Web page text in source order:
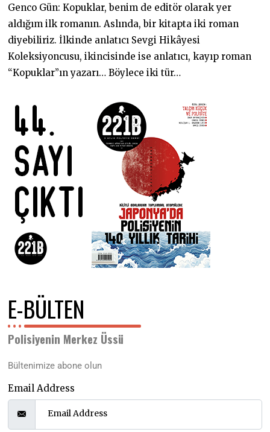
6
2
2
0
Genco Gün: Kopuklar, benim de editör olarak yer
aldığım ilk romanın. Aslında, bir kitapta iki roman
diyebiliriz. İlkinde anlatıcı Sevgi Hikâyesi
Koleksiyoncusu, ikincisinde ise anlatıcı, kayıp roman
“Kopuklar”ın yazarı… Böylece iki tür…
E-BÜLTEN
Polisiyenin Merkez Üssü
Bültenimize abone olun
Email Address